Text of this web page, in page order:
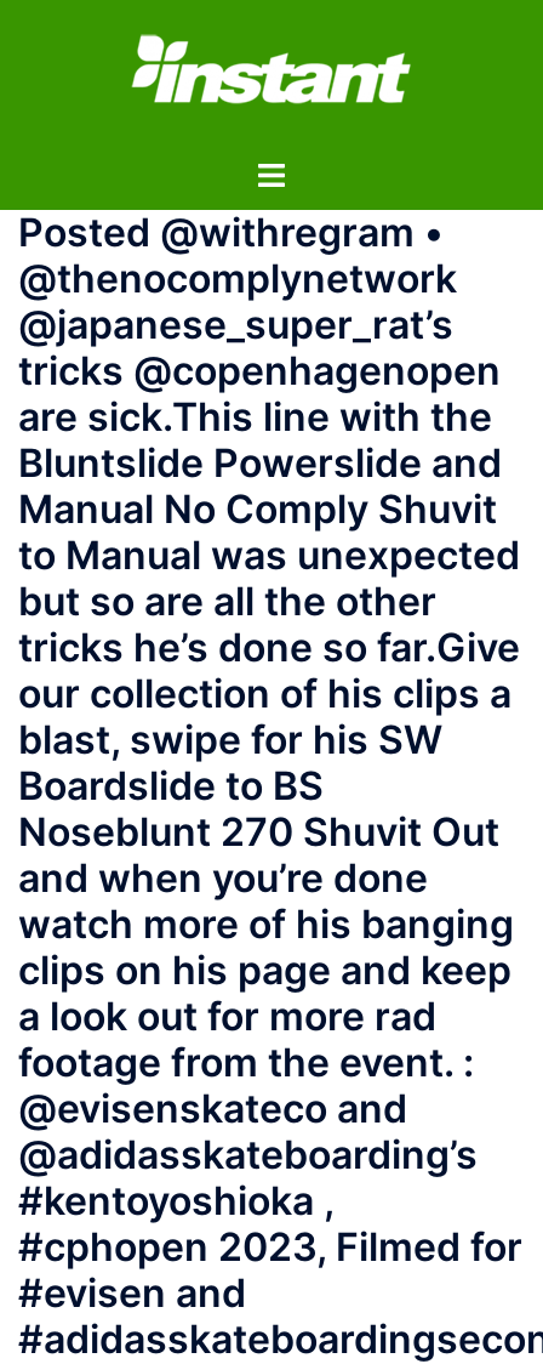
ス
ト
ル
メ
ニ
ュ
️‍️‍️‍Posted @withregram •
@thenocomplynetwork
@japanese_super_rat’s
tricks @copenhagenopen
are sick.This line with the
Bluntslide Powerslide and
Manual No Comply Shuvit
to Manual was unexpected
but so are all the other
tricks he’s done so far.Give
our collection of his clips a
blast, swipe for his SW
Boardslide to BS
Noseblunt 270 Shuvit Out
and when you’re done
watch more of his banging
clips on his page and keep
a look out for more rad
footage from the event. :
@evisenskateco and
@adidasskateboarding’s
#kentoyoshioka ,
#cphopen 2023, Filmed for
#evisen and